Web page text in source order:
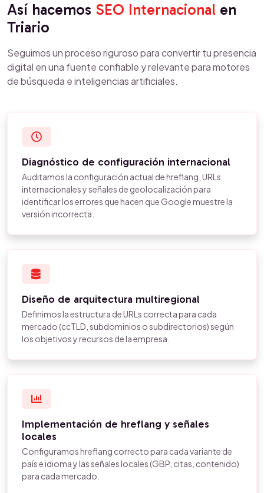
Así hacemos SEO Internacional en
Triario
Seguimos un proceso riguroso para convertir tu presencia
digital en una fuente confiable y relevante para motores
de búsqueda e inteligencias artificiales.
Diagnóstico de configuración internacional
Auditamos la configuración actual de hreflang, URLs
internacionales y señales de geolocalización para
identificar los errores que hacen que Google muestre la
versión incorrecta.
Diseño de arquitectura multiregional
Definimos la estructura de URLs correcta para cada
mercado (ccTLD, subdominios o subdirectorios) según
los objetivos y recursos de la empresa.
Implementación de hreflang y señales
locales
Configuramos hreflang correcto para cada variante de
país e idioma y las señales locales (GBP, citas, contenido)
para cada mercado.